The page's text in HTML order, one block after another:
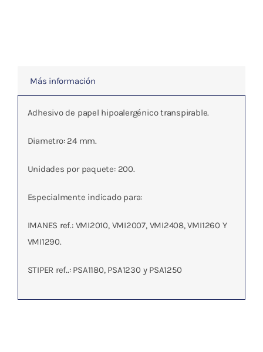
Más información
Adhesivo de papel hipoalergénico transpirable.
Diametro: 24 mm.
Unidades por paquete: 200.
Especialmente indicado para:
IMANES ref.: VMI2010, VMI2007, VMI2408, VMI1260 Y
VMI1290.
STIPER ref..: PSA1180, PSA1230 y PSA1250